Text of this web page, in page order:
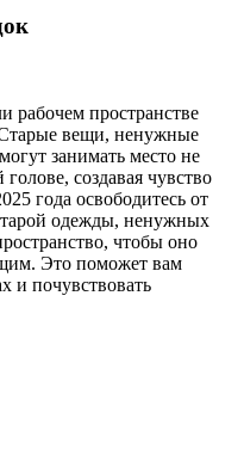
рабочем пространстве
Старые вещи, ненужные
занимать место не
создавая чувство
года освободитесь от
одежды, ненужных
чтобы оно
Это поможет вам
и почувствовать